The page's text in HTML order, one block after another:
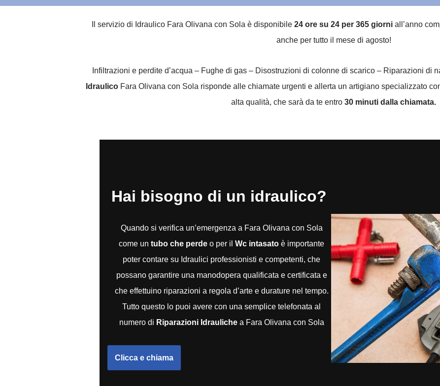
Il servizio di Idraulico Fara Olivana con Sola è disponibile 24 ore su 24 per 365 giorni all’anno
anche per tutto il mese di agosto!
Infiltrazioni e perdite d’acqua – Fughe di gas – Disostruzioni di colonne di scarico – Riparazioni di
Idraulico Fara Olivana con Sola risponde alle chiamate urgenti e allerta un artigiano specializzato
alta qualità, che sarà da te entro 30 minuti dalla chiamata.
Hai bisogno di un idraulico?
Quando si verifica un’emergenza a Fara Olivana con Sola
come untubo che perde o per ilWc intasato è importante
poter contare su Idraulici professionisti e competenti, che
possano garantire una manodopera qualificata e certificata e
che effettuino riparazioni a regola d’arte e durature nel tempo.
Tutto questo lo puoi avere con una semplice telefonata al
numero di Riparazioni Idraulichea Fara Olivana con Sola
Clicca e chiama